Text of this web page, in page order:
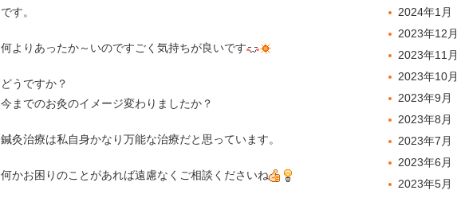
です。
何よりあったか～いのですごく気持ちが良いです
どうですか？
今までのお灸のイメージ変わりましたか？
鍼灸治療は私自身かなり万能な治療だと思っています。
何かお困りのことがあれば遠慮なくご相談くださいね
2024年1月
2023年12月
2023年11月
2023年10月
2023年9月
2023年8月
2023年7月
2023年6月
2023年5月